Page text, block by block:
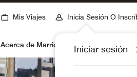
Mis Viajes Inicia Sesión O
Iniciar sesión
Acerca de Marriott Bonvoy